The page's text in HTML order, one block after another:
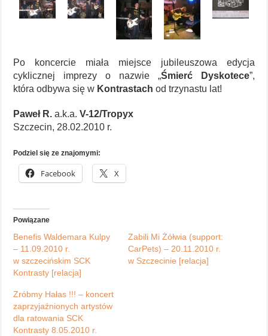
Po koncercie miała miejsce jubileuszowa edycja
cyklicznej imprezy o nazwie „Śmierć Dyskotece”,
która odbywa się w Kontrastach od trzynastu lat!
Paweł R. a.k.a.V-12/Tropyx
Szczecin, 28.02.2010 r.
Podziel się ze znajomymi:
Facebook X
Powiązane
Benefis Waldemara Kulpy
– 11.09.2010 r.
w szczecińskim SCK
Kontrasty [relacja]
Zabili Mi Żółwia (support:
CarPets) – 20.11.2010 r.
w Szczecinie [relacja]
Zróbmy Hałas !!! – koncert
zaprzyjaźnionych artystów
dla ratowania SCK
Kontrasty 8.05.2010 r.